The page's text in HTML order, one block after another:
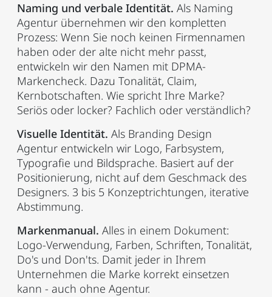
Naming und verbale Identität. Als Naming
Agentur übernehmen wir den kompletten
Prozess: Wenn Sie noch keinen Firmennamen
haben oder der alte nicht mehr passt,
entwickeln wir den Namen mit DPMA-
Markencheck. Dazu Tonalität, Claim,
Kernbotschaften. Wie spricht Ihre Marke?
Seriös oder locker? Fachlich oder verständlich?
Visuelle Identität. Als Branding Design
Agentur entwickeln wir Logo, Farbsystem,
Typografie und Bildsprache. Basiert auf der
Positionierung, nicht auf dem Geschmack des
Designers. 3 bis 5 Konzeptrichtungen, iterative
Abstimmung.
Markenmanual. Alles in einem Dokument:
Logo-Verwendung, Farben, Schriften, Tonalität,
Do's und Don'ts. Damit jeder in Ihrem
Unternehmen die Marke korrekt einsetzen
kann - auch ohne Agentur.